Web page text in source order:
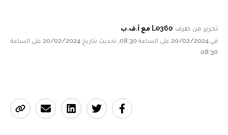
تحرير من طرف Le360 مع أ.ف.ب
في 20/02/2024 على الساعة 08:30, تحديث بتاريخ 20/02/2024 على الساعة
08:30